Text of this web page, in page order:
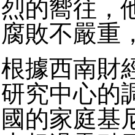
烈的嚮往，
腐敗不嚴重
根據西南財
研究中心的
國的家庭基